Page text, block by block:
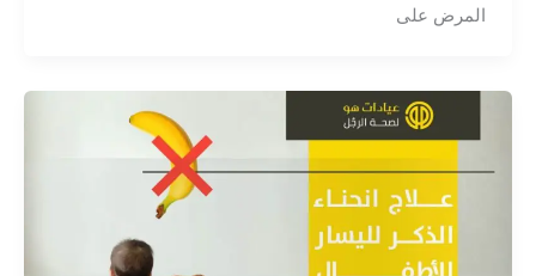
المرض على